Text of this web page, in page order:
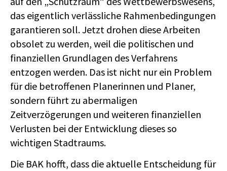
das eigentlich verlässliche Rahmenbedingungen
garantieren soll. Jetzt drohen diese Arbeiten
obsolet zu werden, weil die politischen und
finanziellen Grundlagen des Verfahrens
entzogen werden. Das ist nicht nur ein Problem
für die betroffenen Planerinnen und Planer,
sondern führt zu abermaligen
Zeitverzögerungen und weiteren finanziellen
Verlusten bei der Entwicklung dieses so
wichtigen Stadtraums.
Die BAK hofft, dass die aktuelle Entscheidung für